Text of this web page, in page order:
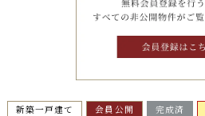
新築一戸建て 会員公開 完成済